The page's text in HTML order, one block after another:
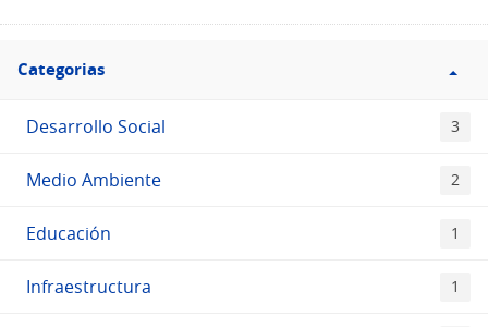
Filtro
Categorias
Categorias
Desarrollo Social 3
Medio Ambiente 2
Educación 1
Infraestructura 1